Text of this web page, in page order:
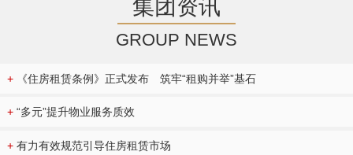
集团资讯
GROUP NEWS
+ 《住房租赁条例》正式发布 筑牢“租购并举”基石
+ “多元”提升物业服务质效
+ 有力有效规范引导住房租赁市场